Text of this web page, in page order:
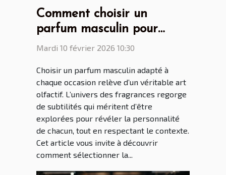
Comment choisir un
parfum masculin pour
chaque occasion ?
Mardi 10 février 2026 10:30
Choisir un parfum masculin adapté à
chaque occasion relève d’un véritable art
olfactif. L’univers des fragrances regorge
de subtilités qui méritent d’être
explorées pour révéler la personnalité
de chacun, tout en respectant le contexte.
Cet article vous invite à découvrir
comment sélectionner la...